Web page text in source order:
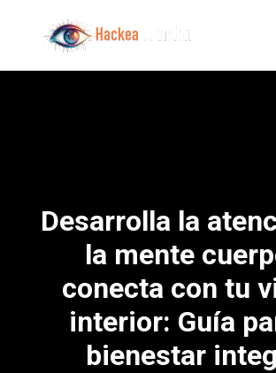
Desarrolla la
la mente
conecta con tu
interior: Guía
bienestar